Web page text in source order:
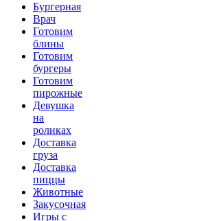
Бургерная
Врач
Готовим
блины
Готовим
бургеры
Готовим
пирожные
Девушка
на
роликах
Доставка
груза
Доставка
пиццы
Животные
Закусочная
Игры с